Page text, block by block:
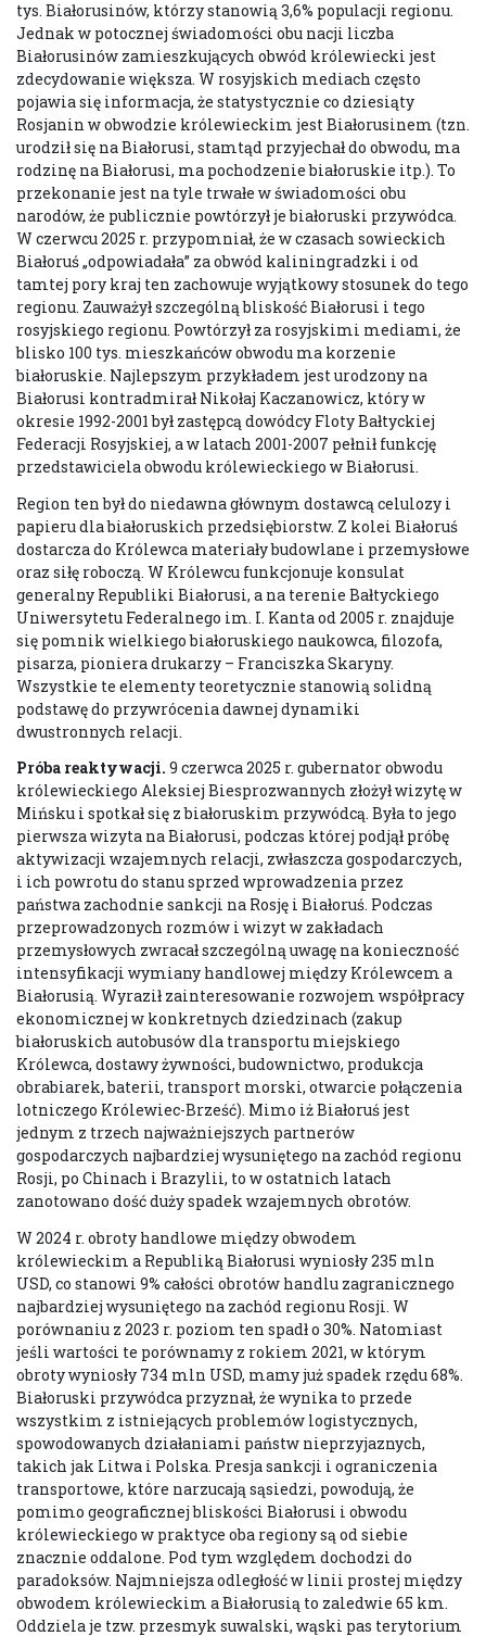
tys. Białorusinów, którzy stanowią 3,6% populacji regionu.
Jednak w potocznej świadomości obu nacji liczba
Białorusinów zamieszkujących obwód królewiecki jest
zdecydowanie większa. W rosyjskich mediach często
pojawia się informacja, że statystycznie co dziesiąty
Rosjanin w obwodzie królewieckim jest Białorusinem (tzn.
urodził się na Białorusi, stamtąd przyjechał do obwodu, ma
rodzinę na Białorusi, ma pochodzenie białoruskie itp.). To
przekonanie jest na tyle trwałe w świadomości obu
narodów, że publicznie powtórzył je białoruski przywódca.
W czerwcu 2025 r. przypomniał, że w czasach sowieckich
Białoruś „odpowiadała” za obwód kaliningradzki i od
tamtej pory kraj ten zachowuje wyjątkowy stosunek do tego
regionu. Zauważył szczególną bliskość Białorusi i tego
rosyjskiego regionu. Powtórzył za rosyjskimi mediami, że
blisko 100 tys. mieszkańców obwodu ma korzenie
białoruskie. Najlepszym przykładem jest urodzony na
Białorusi kontradmirał Nikołaj Kaczanowicz, który w
okresie 1992-2001 był zastępcą dowódcy Floty Bałtyckiej
Federacji Rosyjskiej, a w latach 2001-2007 pełnił funkcję
przedstawiciela obwodu królewieckiego w Białorusi.
Region ten był do niedawna głównym dostawcą celulozy i
papieru dla białoruskich przedsiębiorstw. Z kolei Białoruś
dostarcza do Królewca materiały budowlane i przemysłowe
oraz siłę roboczą. W Królewcu funkcjonuje konsulat
generalny Republiki Białorusi, a na terenie Bałtyckiego
Uniwersytetu Federalnego im. I. Kanta od 2005 r. znajduje
się pomnik wielkiego białoruskiego naukowca, filozofa,
pisarza, pioniera drukarzy – Franciszka Skaryny.
Wszystkie te elementy teoretycznie stanowią solidną
podstawę do przywrócenia dawnej dynamiki
dwustronnych relacji.
Próba reaktywacji. 9 czerwca 2025 r. gubernator obwodu
królewieckiego Aleksiej Biesprozwannych złożył wizytę w
Mińsku i spotkał się z białoruskim przywódcą. Była to jego
pierwsza wizyta na Białorusi, podczas której podjął próbę
aktywizacji wzajemnych relacji, zwłaszcza gospodarczych,
i ich powrotu do stanu sprzed wprowadzenia przez
państwa zachodnie sankcji na Rosję i Białoruś. Podczas
przeprowadzonych rozmów i wizyt w zakładach
przemysłowych zwracał szczególną uwagę na konieczność
intensyfikacji wymiany handlowej między Królewcem a
Białorusią. Wyraził zainteresowanie rozwojem współpracy
ekonomicznej w konkretnych dziedzinach (zakup
białoruskich autobusów dla transportu miejskiego
Królewca, dostawy żywności, budownictwo, produkcja
obrabiarek, baterii, transport morski, otwarcie połączenia
lotniczego Królewiec-Brześć). Mimo iż Białoruś jest
jednym z trzech najważniejszych partnerów
gospodarczych najbardziej wysuniętego na zachód regionu
Rosji, po Chinach i Brazylii, to w ostatnich latach
zanotowano dość duży spadek wzajemnych obrotów.
W 2024 r. obroty handlowe między obwodem
królewieckim a Republiką Białorusi wyniosły 235 mln
USD, co stanowi 9% całości obrotów handlu zagranicznego
najbardziej wysuniętego na zachód regionu Rosji. W
porównaniu z 2023 r. poziom ten spadł o 30%. Natomiast
jeśli wartości te porównamy z rokiem 2021, w którym
obroty wyniosły 734 mln USD, mamy już spadek rzędu 68%.
Białoruski przywódca przyznał, że wynika to przede
wszystkim z istniejących problemów logistycznych,
spowodowanych działaniami państw nieprzyjaznych,
takich jak Litwa i Polska. Presja sankcji i ograniczenia
transportowe, które narzucają sąsiedzi, powodują, że
pomimo geograficznej bliskości Białorusi i obwodu
królewieckiego w praktyce oba regiony są od siebie
znacznie oddalone. Pod tym względem dochodzi do
paradoksów. Najmniejsza odległość w linii prostej między
obwodem królewieckim a Białorusią to zaledwie 65 km.
Oddziela je tzw. przesmyk suwalski, wąski pas terytorium